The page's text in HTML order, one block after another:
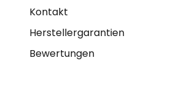
Kontakt
Herstellergarantien
Bewertungen